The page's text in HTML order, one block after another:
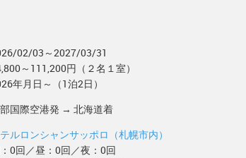
02/03～2027/03/31
～111,200円（２名１室）
年月日～（1泊2日）
国際空港発 → 北海道着
ルロンシャンサッポロ（札幌市内）
0回／昼：0回／夜：0回